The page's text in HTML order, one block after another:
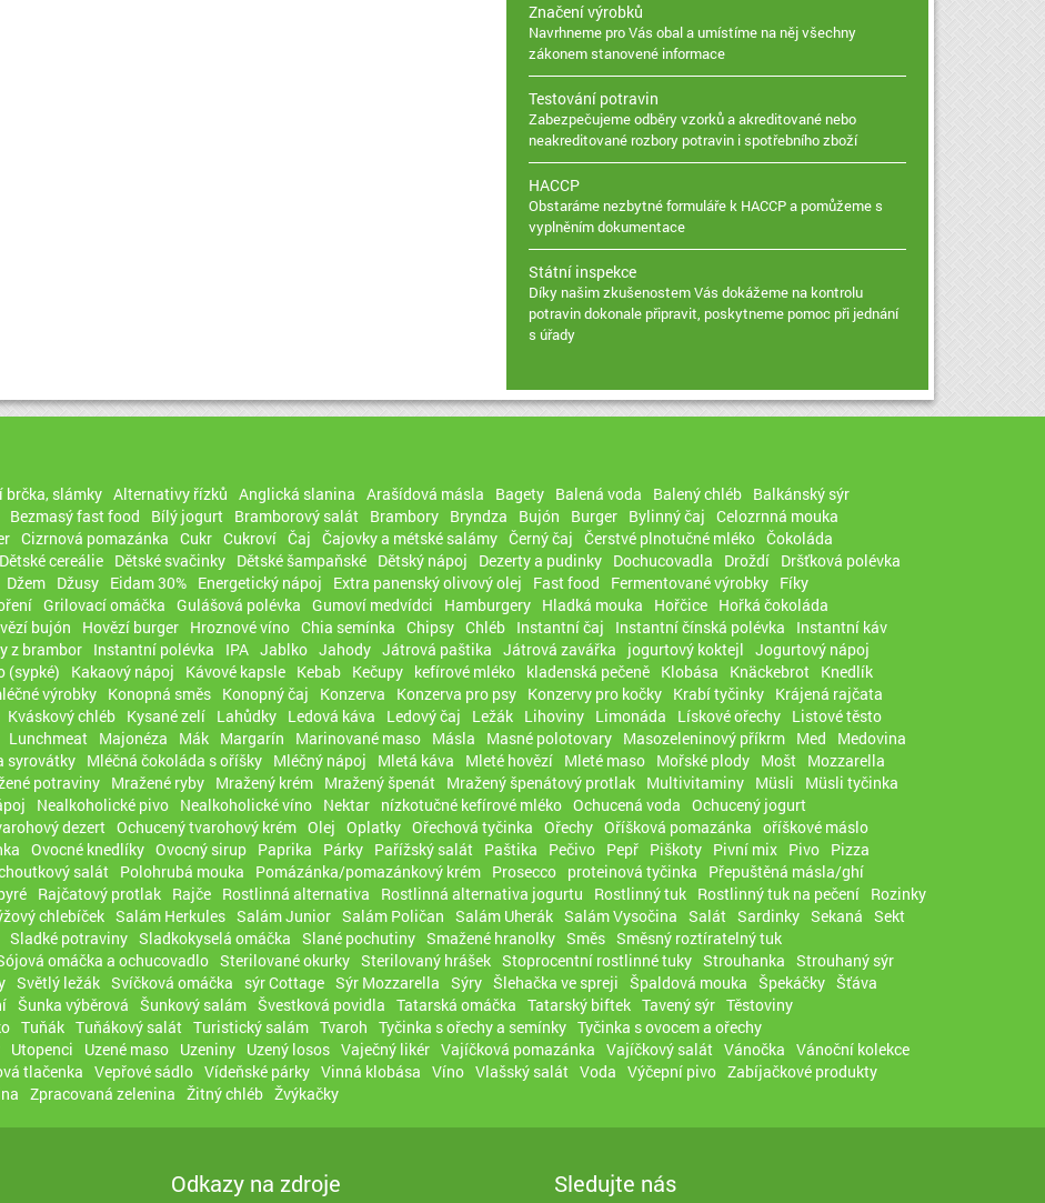
Značení výrobků
Navrhneme pro Vás obal a umístíme na něj všechny
zákonem stanovené informace
Testování potravin
Zabezpečujeme odběry vzorků a akreditované nebo
neakreditované rozbory potravin i spotřebního zboží
HACCP
Obstaráme nezbytné formuláře k HACCP a pomůžeme s
vyplněním dokumentace
Státní inspekce
Díky našim zkušenostem Vás dokážeme na kontrolu
potravin dokonale připravit, poskytneme pomoc při jednání
s úřady
slámky Alternativy řízků Anglická slanina Arašídová másla Bagety Balená voda Balený chléb Balkánský sýr
Bezmasý fast food Bílý jogurt Bramborový salát Brambory Bryndza Bujón Burger Bylinný čaj Celozrnná mouka
Cizrnová pomazánka Cukr Cukroví Čaj Čajovky a métské salámy Černý čaj Čerstvé plnotučné mléko Čokoláda
Dětské cereálie Dětské svačinky Dětské šampaňské Dětský nápoj Dezerty a pudinky Dochucovadla Droždí Dršťková polévka
Džem Džusy Eidam 30% Energetický nápoj Extra panenský olivový olej Fast food Fermentované výrobky Fíky
Grilovací omáčka Gulášová polévka Gumoví medvídci Hamburgery Hladká mouka Hořčice Hořká čokoláda
bujón Hovězí burger Hroznové víno Chia semínka Chipsy Chléb Instantní čaj Instantní čínská polévka
Instantní káv
z brambor Instantní polévka IPA Jablko Jahody Játrová paštika Játrová zavářka jogurtový koktejl Jogurtový nápoj
(sypké) Kakaový nápoj Kávové kapsle Kebab Kečupy kefírové mléko kladenská pečeně Klobása Knäckebrot Knedlík
výrobky Konopná směs Konopný čaj Konzerva Konzerva pro psy Konzervy pro kočky Krabí tyčinky Krájená rajčata
Kváskový chléb Kysané zelí Lahůdky Ledová káva Ledový čaj Ležák Lihoviny Limonáda Lískové ořechy Listové těsto
Lunchmeat Majonéza Mák Margarín Marinované maso Másla Masné polotovary Masozeleninový příkrm Med
Medovina
syrovátky Mléčná čokoláda s oříšky Mléčný nápoj Mletá káva Mleté hovězí Mleté maso Mořské plody Mošt Mozzarella
potraviny Mražené ryby Mražený krém Mražený špenát Mražený špenátový protlak Multivitaminy Müsli
Müsli tyčinka
Nealkoholické pivo Nealkoholické víno Nektar nízkotučné kefírové mléko Ochucená voda Ochucený jogurt
dezert Ochucený tvarohový krém Olej Oplatky Ořechová tyčinka Ořechy Oříšková pomazánka oříškové máslo
Ovocné knedlíky Ovocný sirup Paprika Párky Pařížský salát Paštika Pečivo Pepř Piškoty Pivní mix Pivo Pizza
salát Polohrubá mouka Pomázánka/pomazánkový krém Prosecco proteinová tyčinka
Přepuštěná másla/ghí
Rajčatový protlak Rajče Rostlinná alternativa Rostlinná alternativa jogurtu Rostlinný tuk Rostlinný tuk na pečení Rozinky
chlebíček Salám Herkules Salám Junior Salám Poličan Salám Uherák Salám Vysočina Salát Sardinky Sekaná Sekt
Sladké potraviny Sladkokyselá omáčka Slané pochutiny Smažené hranolky Směs Směsný roztíratelný tuk
omáčka a ochucovadlo Sterilované okurky Sterilovaný hrášek Stoprocentní rostlinné tuky Strouhanka Strouhaný sýr
Světlý ležák Svíčková omáčka sýr Cottage Sýr Mozzarella Sýry Šlehačka ve spreji Špaldová mouka Špekáčky Šťáva
Šunka výběrová Šunkový salám Švestková povidla Tatarská omáčka Tatarský biftek Tavený sýr Těstoviny
Tuňák Tuňákový salát Turistický salám Tvaroh Tyčinka s ořechy a semínky Tyčinka s ovocem a ořechy
Utopenci Uzené maso Uzeniny Uzený losos Vaječný likér Vajíčková pomazánka Vajíčkový salát Vánočka Vánoční kolekce
tlačenka Vepřové sádlo Vídeňské párky Vinná klobása Víno Vlašský salát Voda Výčepní pivo Zabíjačkové produkty
Zpracovaná zelenina Žitný chléb Žvýkačky
Odkazy na zdroje Sledujte nás